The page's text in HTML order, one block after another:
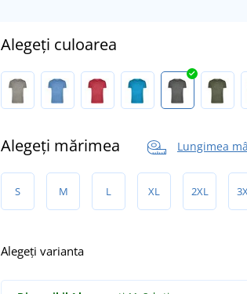
Alegeți culoarea
Alegeți mărimea Lungimea
S M L XL 2XL
Alegeți varianta